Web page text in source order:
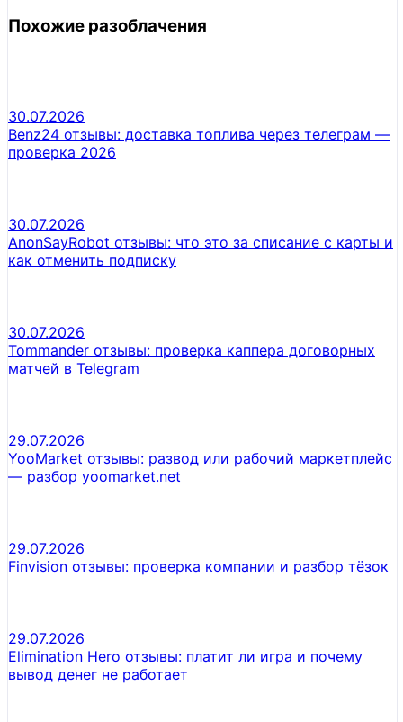
Похожие разоблачения
30.07.2026
Benz24 отзывы: доставка топлива через телеграм —
проверка 2026
30.07.2026
AnonSayRobot отзывы: что это за списание с карты и
как отменить подписку
30.07.2026
Tommander отзывы: проверка каппера договорных
матчей в Telegram
29.07.2026
YooMarket отзывы: развод или рабочий маркетплейс
— разбор yoomarket.net
29.07.2026
Finvision отзывы: проверка компании и разбор тёзок
29.07.2026
Elimination Hero отзывы: платит ли игра и почему
вывод денег не работает